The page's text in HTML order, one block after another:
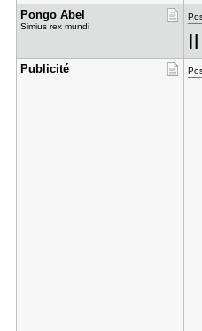
Pongo Abel
Simius rex mundi
Publicité